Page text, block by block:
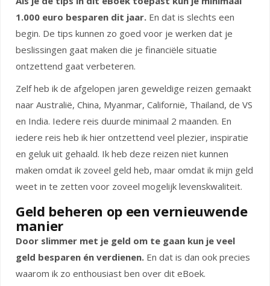
1.000 euro besparen dit jaar. En dat is slechts een
begin. De tips kunnen zo goed voor je werken dat je
beslissingen gaat maken die je financiële situatie
ontzettend gaat verbeteren.
Zelf heb ik de afgelopen jaren geweldige reizen gemaakt
naar Australië, China, Myanmar, Californië, Thailand, de VS
en India. Iedere reis duurde minimaal 2 maanden. En
iedere reis heb ik hier ontzettend veel plezier, inspiratie
en geluk uit gehaald. Ik heb deze reizen niet kunnen
maken omdat ik zoveel geld heb, maar omdat ik mijn geld
weet in te zetten voor zoveel mogelijk levenskwaliteit.
Geld beheren op een vernieuwende
manier
Door slimmer met je geld om te gaan kun je veel
geld besparen én verdienen. En dat is dan ook precies
waarom ik zo enthousiast ben over dit eBoek.